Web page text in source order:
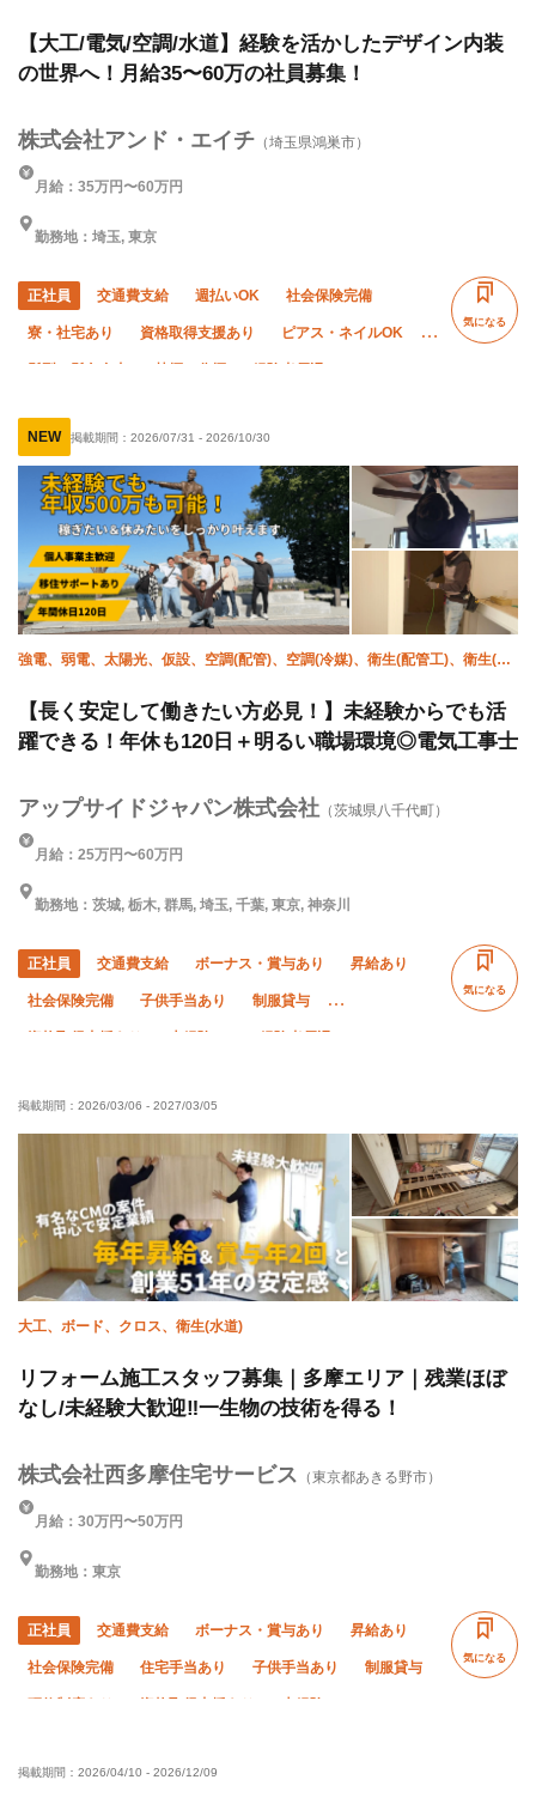
【大工/電気/空調/水道】経験を活かしたデザイン内装
の世界へ！月給35〜60万の社員募集！
株式会社アンド・エイチ （埼玉県鴻巣市）
月給：35万円〜60万円
勤務地：埼玉, 東京
正社員 交通費支給 週払いOK 社会保険完備
寮・社宅あり 資格取得支援あり ピアス・ネイルOK
転勤なし 直帰・直行OK
気になる
NEW 掲載期間： 2026/07/31 - 2026/10/30
強電、弱電、太陽光、仮設、空調(配管)、空調(冷媒)、衛生(配管工)、衛生(水
【長く安定して働きたい方必見！】未経験からでも活
躍できる！年休も120日＋明るい職場環境◎電気工事士
アップサイドジャパン株式会社 （茨城県八千代町）
月給：25万円〜60万円
勤務地：茨城, 栃木, 群馬, 埼玉, 千葉, 東京, 神奈川
正社員 交通費支給 ボーナス・賞与あり 昇給あり
社会保険完備 子供手当あり 制服貸与
資格取得支援あり 未経験OK 経験者優遇
土日休み 車・バイク通勤OK
気になる
掲載期間： 2026/03/06 - 2027/03/05
大工、ボード、クロス、衛生(水道)
リフォーム施工スタッフ募集｜多摩エリア｜残業ほぼ
なし/未経験大歓迎‼︎一生物の技術を得る！
株式会社西多摩住宅サービス （東京都あきる野市）
月給：30万円〜50万円
勤務地：東京
正社員 交通費支給 ボーナス・賞与あり 昇給あり
社会保険完備 住宅手当あり 子供手当あり 制服貸与
年末年始休暇 夏季休暇
気になる
掲載期間： 2026/04/10 - 2026/12/09